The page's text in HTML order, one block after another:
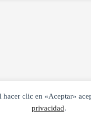
clic en «Aceptar»
privacidad.